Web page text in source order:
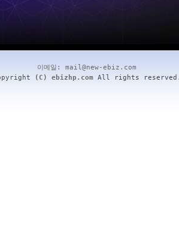
이메일: mail@new-ebiz.com
(C) ebizhp.comAll rights